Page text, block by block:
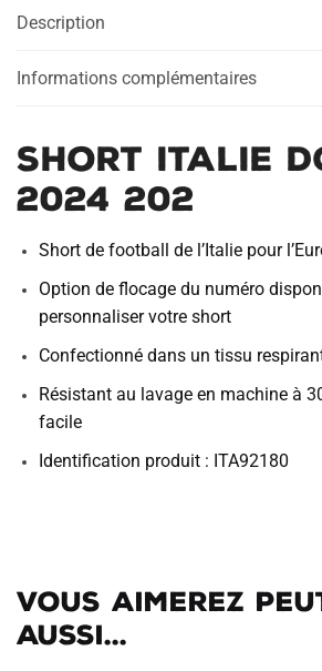
Description
Informations complémentaires
Short Italie
2024 202
Short de football de l’Italie pour
Option de flocage du numéro
personnaliser votre short
Confectionné dans un tissu
Résistant au lavage en machine à
facile
Identification produit : ITA92180
Vous aimerez
aussi...